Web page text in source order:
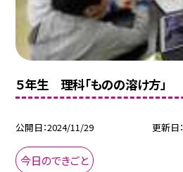
５年生 理科「ものの溶け方」
公開日 2024/11/29 更新日
今日のできごと